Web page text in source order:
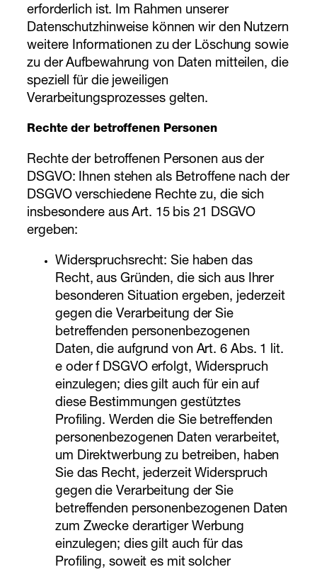
erforderlich ist. Im Rahmen unserer
Datenschutzhinweise können wir den Nutzern
weitere Informationen zu der Löschung sowie
zu der Aufbewahrung von Daten mitteilen, die
speziell für die jeweiligen
Verarbeitungsprozesses gelten.
Rechte der betroffenen Personen
Rechte der betroffenen Personen aus der
DSGVO: Ihnen stehen als Betroffene nach der
DSGVO verschiedene Rechte zu, die sich
insbesondere aus Art. 15 bis 21 DSGVO
ergeben:
Widerspruchsrecht: Sie haben das
Recht, aus Gründen, die sich aus Ihrer
besonderen Situation ergeben, jederzeit
gegen die Verarbeitung der Sie
betreffenden personenbezogenen
Daten, die aufgrund von Art. 6 Abs. 1 lit.
e oder f DSGVO erfolgt, Widerspruch
einzulegen; dies gilt auch für ein auf
diese Bestimmungen gestütztes
Profiling. Werden die Sie betreffenden
personenbezogenen Daten verarbeitet,
um Direktwerbung zu betreiben, haben
Sie das Recht, jederzeit Widerspruch
gegen die Verarbeitung der Sie
betreffenden personenbezogenen Daten
zum Zwecke derartiger Werbung
einzulegen; dies gilt auch für das
Profiling, soweit es mit solcher